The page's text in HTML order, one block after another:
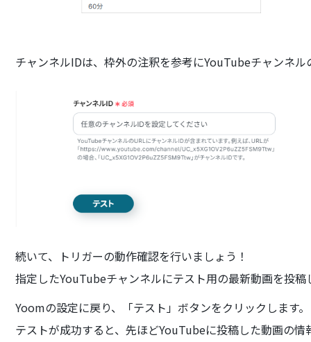
チャンネルIDは、枠外の注釈を参考にYouTubeチャンネ
続いて、トリガーの動作確認を行いましょう！
指定したYouTubeチャンネルにテスト用の最新動画を投稿
Yoomの設定に戻り、「テスト」ボタンをクリックします。
テストが成功すると、先ほどYouTubeに投稿した動画の情